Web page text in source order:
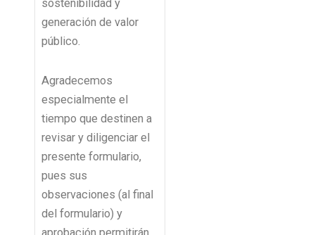
sostenibilidad y
generación de valor
público.
Agradecemos
especialmente el
tiempo que destinen a
revisar y diligenciar el
presente formulario,
pues sus
observaciones (al final
del formulario) y